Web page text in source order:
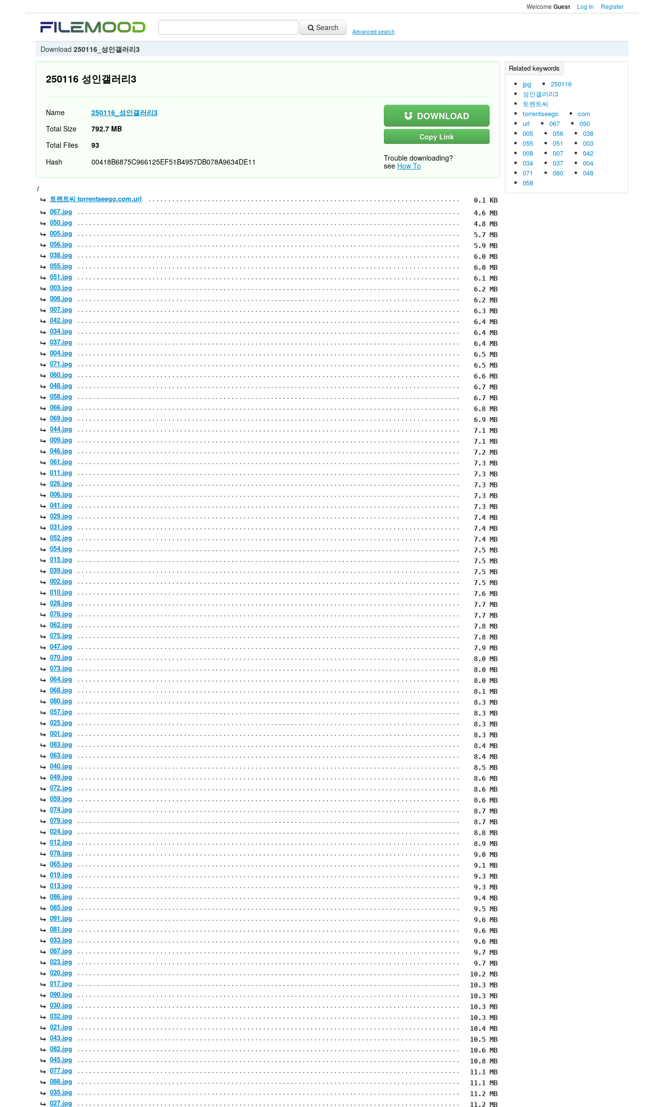
Welcome Guest Log In Register
Search Advanced search
Download 250116_성인갤러리3
jpg
250116
성인갤러리3
토렌트씨
torrentseego
com
url
067
050
005
056
038
055
051
003
008
007
042
034
037
004
071
060
048
058
250116 성인갤러리3
Name 250116_성인갤러리3 DOWNLOAD
Copy Link
Trouble downloading?
see How To
Total Size
792.7 MB
Total Files
93
Hash
00418B6875C966125EF51B4957DB078A9634DE11
/
토렌트씨 torrentseego.com.url 0.1 KB
067.jpg 4.6 MB
050.jpg 4.8 MB
005.jpg 5.7 MB
056.jpg 5.9 MB
038.jpg 6.0 MB
055.jpg 6.0 MB
051.jpg 6.1 MB
003.jpg 6.2 MB
008.jpg 6.2 MB
007.jpg 6.3 MB
042.jpg 6.4 MB
034.jpg 6.4 MB
037.jpg 6.4 MB
004.jpg 6.5 MB
071.jpg 6.5 MB
060.jpg 6.6 MB
048.jpg 6.7 MB
058.jpg 6.7 MB
066.jpg 6.8 MB
069.jpg 6.9 MB
044.jpg 7.1 MB
009.jpg 7.1 MB
046.jpg 7.2 MB
061.jpg 7.3 MB
011.jpg 7.3 MB
026.jpg 7.3 MB
006.jpg 7.3 MB
041.jpg 7.3 MB
029.jpg 7.4 MB
031.jpg 7.4 MB
052.jpg 7.4 MB
054.jpg 7.5 MB
015.jpg 7.5 MB
039.jpg 7.5 MB
002.jpg 7.5 MB
010.jpg 7.6 MB
028.jpg 7.7 MB
076.jpg 7.7 MB
062.jpg 7.8 MB
075.jpg 7.8 MB
047.jpg 7.9 MB
070.jpg 8.0 MB
073.jpg 8.0 MB
064.jpg 8.0 MB
068.jpg 8.1 MB
080.jpg 8.3 MB
057.jpg 8.3 MB
025.jpg 8.3 MB
001.jpg 8.3 MB
083.jpg 8.4 MB
063.jpg 8.4 MB
040.jpg 8.5 MB
049.jpg 8.6 MB
072.jpg 8.6 MB
059.jpg 8.6 MB
074.jpg 8.7 MB
079.jpg 8.7 MB
024.jpg 8.8 MB
012.jpg 8.9 MB
078.jpg 9.0 MB
065.jpg 9.1 MB
019.jpg 9.3 MB
013.jpg 9.3 MB
086.jpg 9.4 MB
085.jpg 9.5 MB
091.jpg 9.6 MB
081.jpg 9.6 MB
033.jpg 9.6 MB
087.jpg 9.7 MB
023.jpg 9.7 MB
020.jpg 10.2 MB
017.jpg 10.3 MB
090.jpg 10.3 MB
030.jpg 10.3 MB
032.jpg 10.3 MB
021.jpg 10.4 MB
043.jpg 10.5 MB
082.jpg 10.6 MB
045.jpg 10.8 MB
077.jpg 11.1 MB
088.jpg 11.1 MB
035.jpg 11.2 MB
027.jpg 11.2 MB